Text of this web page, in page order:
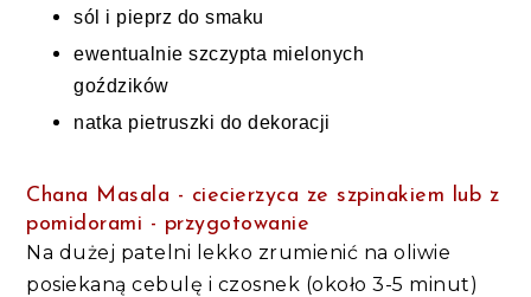
sól i pieprz do smaku
ewentualnie szczypta mielonych
goździków
natka pietruszki do dekoracji
Chana Masala - ciecierzyca ze szpinakiem lub z
pomidorami - przygotowanie
Na dużej patelni lekko zrumienić na oliwie
posiekaną cebulę i czosnek (około 3-5 minut)